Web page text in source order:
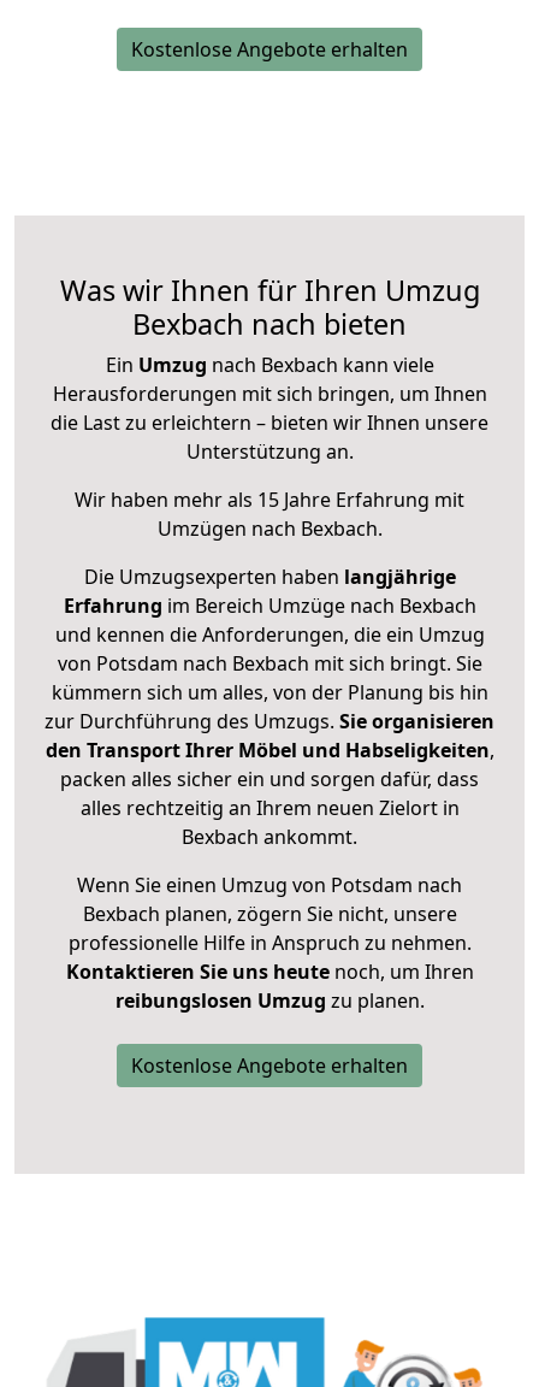
Kostenlose Angebote erhalten
Was wir Ihnen für Ihren Umzug
Bexbach nach bieten
Ein Umzug nach Bexbach kann viele
Herausforderungen mit sich bringen, um Ihnen
die Last zu erleichtern – bieten wir Ihnen unsere
Unterstützung an.
Wir haben mehr als 15 Jahre Erfahrung mit
Umzügen nach Bexbach.
Die Umzugsexperten haben langjährige
Erfahrung im Bereich Umzüge nach Bexbach
und kennen die Anforderungen, die ein Umzug
von Potsdam nach Bexbach mit sich bringt. Sie
kümmern sich um alles, von der Planung bis hin
zur Durchführung des Umzugs. Sie organisieren
den Transport Ihrer Möbel und Habseligkeiten,
packen alles sicher ein und sorgen dafür, dass
alles rechtzeitig an Ihrem neuen Zielort in
Bexbach ankommt.
Wenn Sie einen Umzug von Potsdam nach
Bexbach planen, zögern Sie nicht, unsere
professionelle Hilfe in Anspruch zu nehmen.
Kontaktieren Sie uns heutenoch, um Ihren
reibungslosen Umzug zu planen.
Kostenlose Angebote erhalten